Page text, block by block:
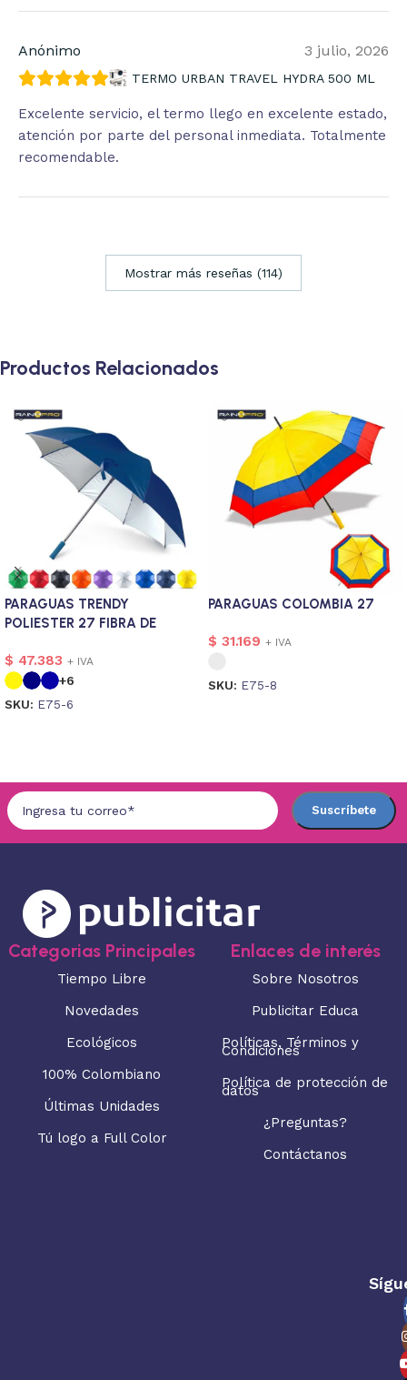
Anónimo 3 julio, 2026
TERMO URBAN TRAVEL HYDRA 500 ML
Excelente servicio, el termo llego en excelente estado,
atención por parte del personal inmediata. Totalmente
recomendable.
Mostrar más reseñas (114)
Productos Relacionados
PARAGUAS TRENDY
POLIESTER 27 FIBRA DE
$ 47.383 + IVA
+6
SKU: E75-6
PARAGUAS COLOMBIA 27
$ 31.169 + IVA
SKU: E75-8
Categorias Principales
Tiempo Libre
Novedades
Ecológicos
100% Colombiano
Últimas Unidades
Tú logo a Full Color
Enlaces de interés
Sobre Nosotros
Publicitar Educa
Políticas, Términos y
Condiciones
Política de protección de
datos
¿Preguntas?
Contáctanos